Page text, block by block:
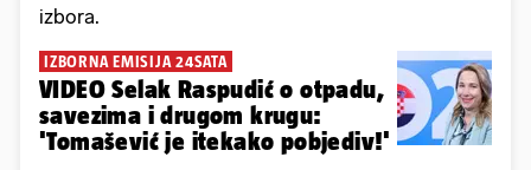
izbora.
IZBORNA EMISIJA 24SATA
VIDEO Selak Raspudić o otpadu,
savezima i drugom krugu:
'Tomašević je itekako pobjediv!'